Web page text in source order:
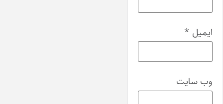
ایمیل *
وب‌ سایت